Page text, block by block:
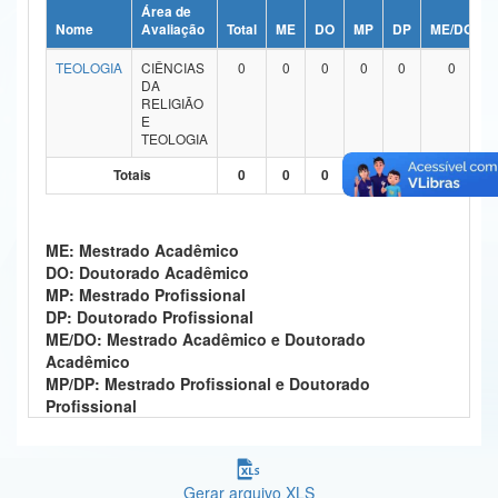
Ministério da Ciência, Tecnologia, Inovações e Comunicações
Ministério do Meio Ambiente
Ministério do Desenvolvimento Regional
Ministério da Mulher, da Família e dos Direitos Humanos
Secretaria-Geral
Secretaria de Governo
Gabinete de Segurança Institucional
Nome
Área de
Avaliação
Total ME DO MP DP ME/DO
TEOLOGIA
CIÊNCIAS
DA
RELIGIÃO
E
TEOLOGIA
0 0 0 0 0 0
Totais 0 0 0 0 0 0
ME: Mestrado Acadêmico
DO: Doutorado Acadêmico
MP: Mestrado Profissional
DP: Doutorado Profissional
ME/DO: Mestrado Acadêmico e Doutorado
Acadêmico
MP/DP: Mestrado Profissional e Doutorado
Profissional
Gerar arquivo XLS